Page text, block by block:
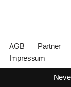
AGB Partner
Impressum
Neve